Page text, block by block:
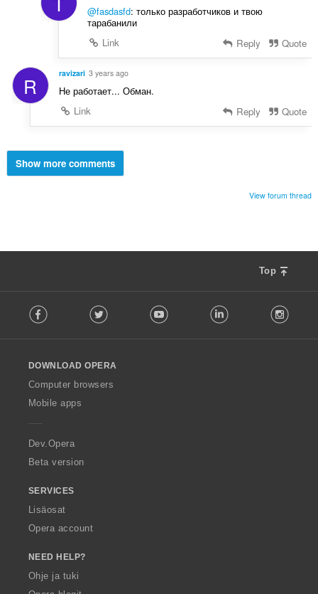
@fasdasfd: только разработчиков и твою
тарабанили
Link
Reply Quote
R ravizari 3 years ago
Не работает... Обман.
Link
Reply Quote
Show more comments
View forum thread
Top
o
w
O
p
a
Facebook Twitter Youtube LinkedIn
DOWNLOAD OPERA
Computer browsers
Mobile apps
Dev.Opera
Beta version
SERVICES
Lisäosat
Opera account
NEED HELP?
Ohje ja tuki